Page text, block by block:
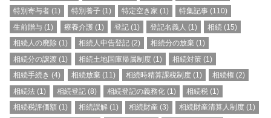
特別寄与者 (1) 特別養子(1) 特定空き家 (1) 特集記事 (110)
生前贈与 (1) 療養介護 (1) 登記(1) 登記名義人 (1) 相続 (15)
相続人の廃除 (1) 相続人申告登記(2) 相続分の放棄 (1)
相続分の譲渡 (1) 相続土地国庫帰属制度(1) 相続対策(1)
相続手続き (4) 相続放棄 (11) 相続時精算課税制度(1) 相続権 (2)
相続法 (1) 相続登記(8) 相続登記の義務化(1) 相続税 (1)
相続税評価額 (1) 相続誤解(1) 相続財産(3) 相続財産清算人制度 (1)